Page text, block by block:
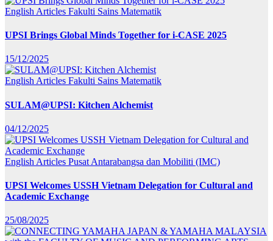
English Articles Fakulti Sains Matematik
UPSI Brings Global Minds Together for i-CASE 2025
15/12/2025
English Articles Fakulti Sains Matematik
SULAM@UPSI: Kitchen Alchemist
04/12/2025
English Articles Pusat Antarabangsa dan Mobiliti (IMC)
UPSI Welcomes USSH Vietnam Delegation for Cultural and
Academic Exchange
25/08/2025